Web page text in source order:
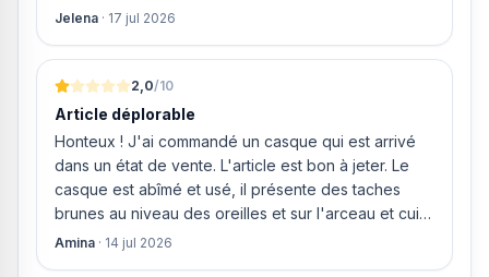
weigeren ze gewoon om mijn geld volledig terug te
van MIJN geld inhouden!
Jelena · 17 jul 2026
2,0/10
Article déplorable
Honteux ! J'ai commandé un casque qui est arrivé
dans un état de vente. L'article est bon à jeter. Le
casque est abîmé et usé, il présente des taches
brunes au niveau des oreilles et sur l'arceau et cuir
qui est craquelé ! Les coussins sont eux « dégonflés
Amina · 14 jul 2026